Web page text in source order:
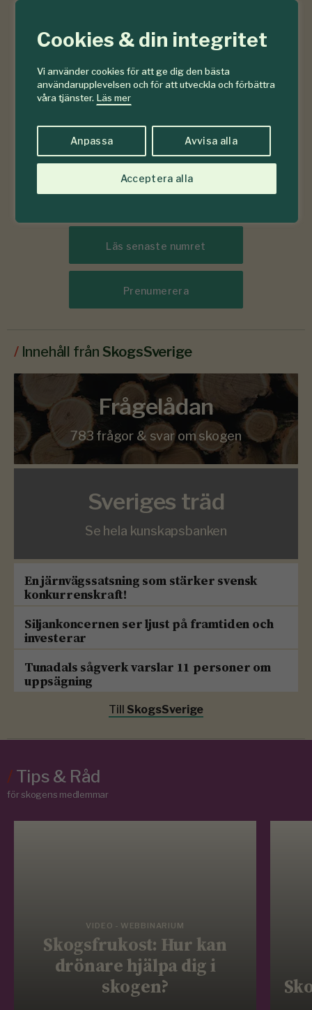
Cookies & din integritet
Vi använder cookies för att ge dig den bästa
användarupplevelsen och för att utveckla och förbättra
våra tjänster. Läs mer
Anpassa Avvisa alla
Acceptera alla
Läs senaste numret
Prenumerera
/ Innehåll från SkogsSverige
Frågelådan
783 frågor & svar om skogen
Sveriges träd
Se hela kunskapsbanken
En järnvägssatsning som stärker svensk
konkurrenskraft!
Siljankoncernen ser ljust på framtiden och
investerar
Tunadals sågverk varslar 11 personer om
uppsägning
Till SkogsSverige
/Tips & Råd
för skogens medlemmar
VIDEO - WEBBINARIUM
Skogsfrukost: Hur kan
drönare hjälpa dig i
skogen?